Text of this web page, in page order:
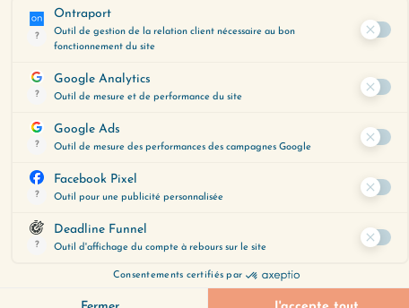
Les champs obligatoires sont indiqués avec
E-mail*